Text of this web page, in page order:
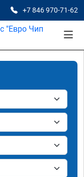
+7 846 970-71-62